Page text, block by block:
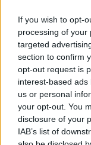
If you wish to opt-
processing of your
targeted
section to confirm
opt-out request is
interest-based
us or personal
your opt-out. You
disclosure of your
IAB’s list of